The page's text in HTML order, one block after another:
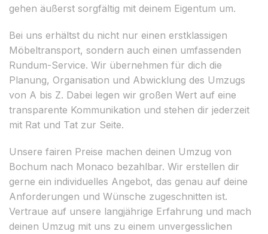
gehen äußerst sorgfältig mit deinem Eigentum um.
Bei uns erhältst du nicht nur einen erstklassigen
Möbeltransport, sondern auch einen umfassenden
Rundum-Service. Wir übernehmen für dich die
Planung, Organisation und Abwicklung des Umzugs
von A bis Z. Dabei legen wir großen Wert auf eine
transparente Kommunikation und stehen dir jederzeit
mit Rat und Tat zur Seite.
Unsere fairen Preise machen deinen Umzug von
Bochum nach Monaco bezahlbar. Wir erstellen dir
gerne ein individuelles Angebot, das genau auf deine
Anforderungen und Wünsche zugeschnitten ist.
Vertraue auf unsere langjährige Erfahrung und mach
deinen Umzug mit uns zu einem unvergesslichen